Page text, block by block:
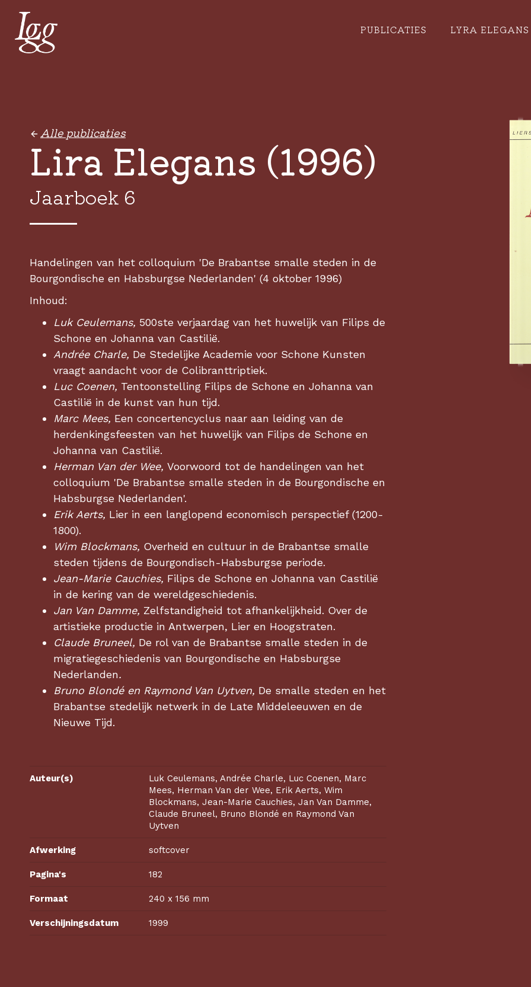
PUBLICATIES LYRA
Alle publicaties
Lira Elegans (1996)
Jaarboek 6
Handelingen van het colloquium 'De Brabantse smalle steden in de
Bourgondische en Habsburgse Nederlanden' (4 oktober 1996)
Inhoud:
Luk Ceulemans, 500ste verjaardag van het huwelijk van Filips de
Schone en Johanna van Castilië.
Andrée Charle, De Stedelijke Academie voor Schone Kunsten
vraagt aandacht voor de Colibranttriptiek.
Luc Coenen, Tentoonstelling Filips de Schone en Johanna van
Castilië in de kunst van hun tijd.
Marc Mees, Een concertencyclus naar aan leiding van de
herdenkingsfeesten van het huwelijk van Filips de Schone en
Johanna van Castilië.
Herman Van der Wee, Voorwoord tot de handelingen van het
colloquium 'De Brabantse smalle steden in de Bourgondische en
Habsburgse Nederlanden'.
Erik Aerts, Lier in een langlopend economisch perspectief (1200-
1800).
Wim Blockmans, Overheid en cultuur in de Brabantse smalle
steden tijdens de Bourgondisch-Habsburgse periode.
Jean-Marie Cauchies, Filips de Schone en Johanna van Castilië
in de kering van de wereldgeschiedenis.
Jan Van Damme, Zelfstandigheid tot afhankelijkheid. Over de
artistieke productie in Antwerpen, Lier en Hoogstraten.
Claude Bruneel, De rol van de Brabantse smalle steden in de
migratiegeschiedenis van Bourgondische en Habsburgse
Nederlanden.
Bruno Blondé en Raymond Van Uytven, De smalle steden en het
Brabantse stedelijk netwerk in de Late Middeleeuwen en de
Nieuwe Tijd.
Auteur(s)
Luk Ceulemans, Andrée Charle, Luc Coenen, Marc
Mees, Herman Van der Wee, Erik Aerts, Wim
Blockmans, Jean-Marie Cauchies, Jan Van Damme,
Claude Bruneel, Bruno Blondé en Raymond Van
Uytven
Afwerking softcover
Pagina's 182
Formaat 240 x 156 mm
Verschijningsdatum 1999